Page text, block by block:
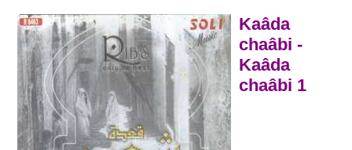
Kaâda
chaâbi -
Kaâda
chaâbi 1